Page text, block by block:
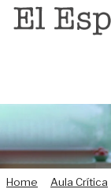
Saltar
Home Aula Crítica